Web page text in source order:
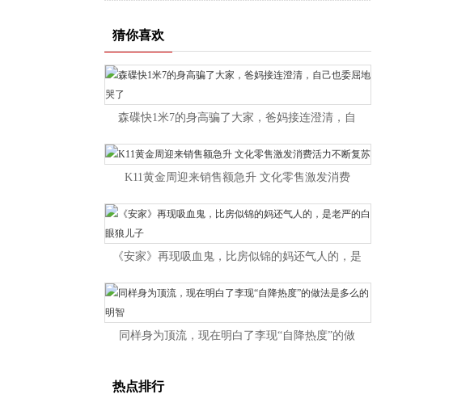
猜你喜欢
森碟快1米7的身高骗了大家，爸妈接连澄清，自
K11黄金周迎来销售额急升 文化零售激发消费
《安家》再现吸血鬼，比房似锦的妈还气人的，是
同样身为顶流，现在明白了李现“自降热度”的做
热点排行